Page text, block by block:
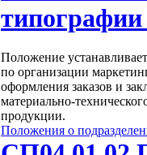
типографии
Положение
по организации
оформления заказов и
материально-
продукции.
Положения о